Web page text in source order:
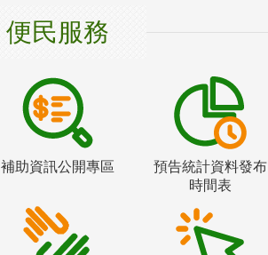
便民服務
補助資訊公開專區
預告統計資料發布
時間表